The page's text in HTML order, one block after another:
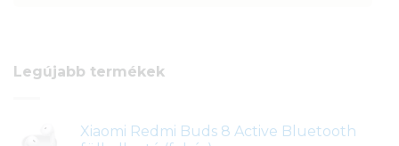
Legújabb termékek
Xiaomi Redmi Buds 8 Active Bluetooth